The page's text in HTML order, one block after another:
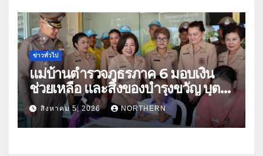
ข่าวทั่วไป
แม่บ้านตำรวจภูธรภาค 6 มอบเงิน
ช่วยเหลือ และสิ่งของบำรุงขวัญ บุตร-
ธิดา ข้าราชการตำรวจจังหวัด
อุทัยธานี
สิงหาคม 5, 2026 NORTHERN